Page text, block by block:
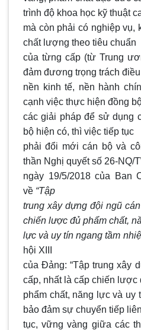
trình độ khoa học kỹ thuật
mà còn phải có nghiệp vụ,
chất lượng theo tiêu chuẩn
của từng cấp (từ Trung
đảm đương trọng trách
nền kinh tế, nền hành
cạnh việc thực hiện đồng
các giải pháp để sử dụng
bộ hiện có, thì việc tiếp tục
phải đổi mới cán bộ và
thần Nghị quyết số 26-NQ/
ngày 19/5/2018 của Ban
về “Tập
trung xây dựng đội ngũ
chiến lược đủ phẩm chất,
lực và uy tín ngang tầm
hội XIII
của Đảng: “Tập trung xây
cấp, nhất là cấp chiến lược
phẩm chất, năng lực và uy
bảo đảm sự chuyển tiếp liên
tục, vững vàng giữa các